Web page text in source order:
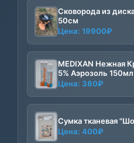
Сковорода из
50см
Цена: 19900₽
MEDIXAN Нежная
5% Аэрозоль 150мл
Цена: 380₽
Сумка тканевая
Цена: 400₽